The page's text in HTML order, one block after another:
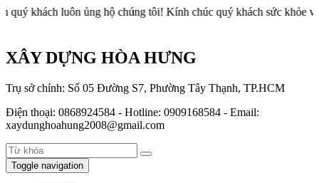
luôn ủng hộ chúng tôi! Kính chúc quý khách sức khỏe và thành
XÂY DỰNG HÒA HƯNG
Trụ sở chính: Số 05 Đường S7, Phường Tây Thạnh, TP.HCM
Điện thoại: 0868924584 - Hotline: 0909168584 - Email:
xaydunghoahung2008@gmail.com
Toggle navigation